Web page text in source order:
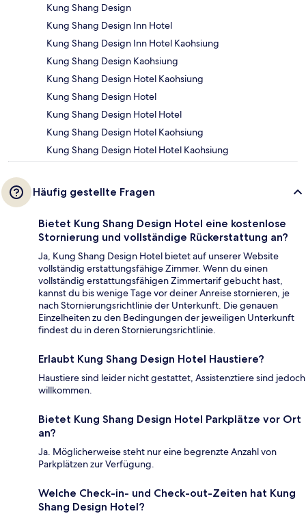
Kung Shang Design
Kung Shang Design Inn Hotel
Kung Shang Design Inn Hotel Kaohsiung
Kung Shang Design Kaohsiung
Kung Shang Design Hotel Kaohsiung
Kung Shang Design Hotel
Kung Shang Design Hotel Hotel
Kung Shang Design Hotel Kaohsiung
Kung Shang Design Hotel Hotel Kaohsiung
Häufig gestellte Fragen
Bietet Kung Shang Design Hotel eine kostenlose
Stornierung und vollständige Rückerstattung an?
Ja, Kung Shang Design Hotel bietet auf unserer Website
vollständig erstattungsfähige Zimmer. Wenn du einen
vollständig erstattungsfähigen Zimmertarif gebucht hast,
kannst du bis wenige Tage vor deiner Anreise stornieren, je
nach Stornierungsrichtlinie der Unterkunft. Die genauen
Einzelheiten zu den Bedingungen der jeweiligen Unterkunft
findest du in deren Stornierungsrichtlinie.
Erlaubt Kung Shang Design Hotel Haustiere?
Haustiere sind leider nicht gestattet, Assistenztiere sind jedoch
willkommen.
Bietet Kung Shang Design Hotel Parkplätze vor Ort
an?
Ja. Möglicherweise steht nur eine begrenzte Anzahl von
Parkplätzen zur Verfügung.
Welche Check-in- und Check-out-Zeiten hat Kung
Shang Design Hotel?